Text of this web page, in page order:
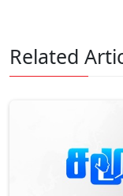
Related